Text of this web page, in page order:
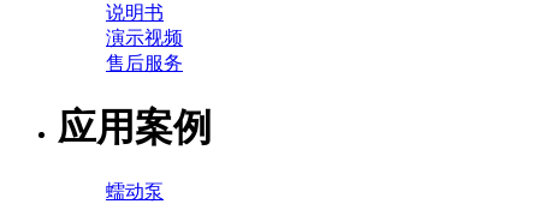
说明书
演示视频
售后服务
应用案例
蠕动泵